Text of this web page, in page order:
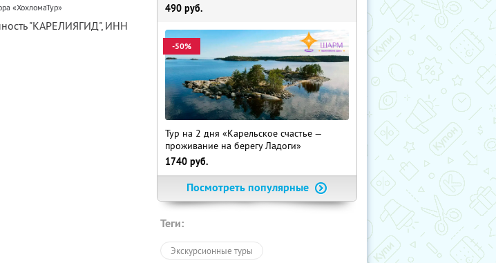
«ХохломаТур»
"КАРЕЛИЯГИД", ИНН
490 руб.
-50%
Тур на 2 дня «Карельское счастье —
проживание на берегу Ладоги»
1740 руб.
Посмотреть популярные
Теги:
Экскурсионные туры